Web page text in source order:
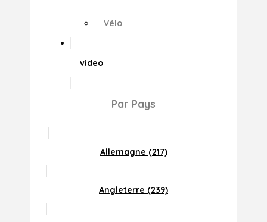
Vélo
video
Par Pays
Allemagne (217)
Angleterre (239)